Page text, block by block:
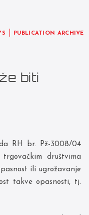
PUBLICATION ARCHIVE
biti
RH br. Pž-3008/04
društvima
ili ugrožavanje
takve opasnosti, tj.